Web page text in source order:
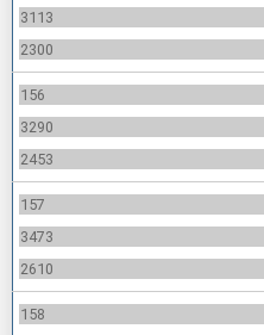
3113
2300
156
3290
2453
157
3473
2610
158